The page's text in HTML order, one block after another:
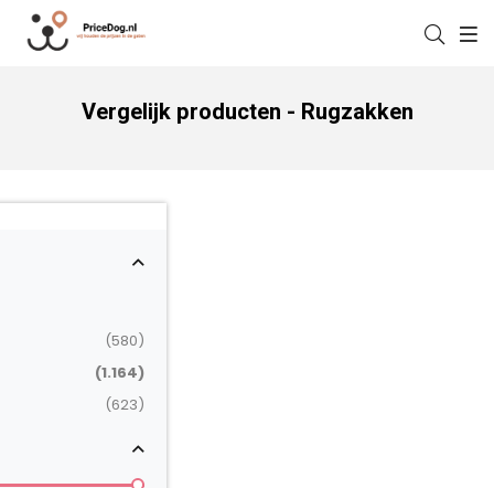
Vergelijk producten - Rugzakken
(580)
(1.164)
(623)